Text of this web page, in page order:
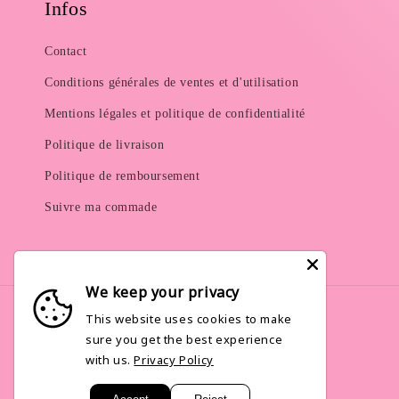
Infos
Contact
Conditions générales de ventes et d'utilisation
Mentions légales et politique de confidentialité
Politique de livraison
Politique de remboursement
Suivre ma commade
We keep your privacy
This website uses cookies to make
sure you get the best experience
with us. Privacy Policy